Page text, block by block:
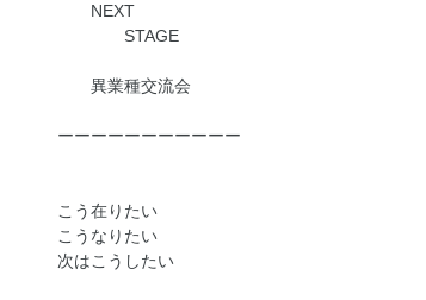
NEXT
STAGE
異業種交流会
ーーーーーーーーーーー
こう在りたい
こうなりたい
次はこうしたい